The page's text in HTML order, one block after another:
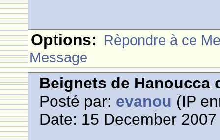
Options: Rèpondre à ce
Message
Beignets de Hanoucca
Posté par: evanou (IP
Date: 15 December